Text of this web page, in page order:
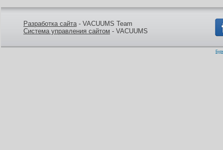
Разработка сайта- VACUUMS Team
Система управления сайтом - VACUUMS